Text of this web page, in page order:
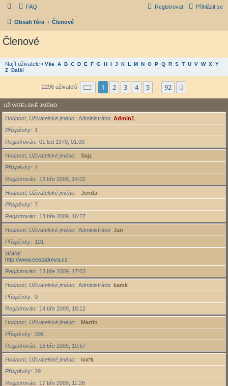
FAQ Přihlásit se
Registrovat
Obsah fóra Členové
Členové
Najít uživatele • Vše A B C D E F G H I J K L M N O P Q R S T U V W X Y
Z Další
2296 uživatelů Stránka z 92
1 2 3 4 5 92
UŽIVATELSKÉ JMÉNO
Hodnost, Uživatelské jméno Administrátor Admin1
Příspěvky
1
Registrován
01 led 1970, 01:00
Hodnost, Uživatelské jméno
Sajz
Příspěvky
1
Registrován
13 bře 2009, 14:02
Hodnost, Uživatelské jméno
Jenda
Příspěvky
7
Registrován
13 bře 2009, 16:27
Hodnost, Uživatelské jméno Administrátor Jan
Příspěvky
101
WWW
http://www.cestadreva.cz
Registrován
13 bře 2009, 17:03
Hodnost, Uživatelské jméno Administrátor kamk
Příspěvky
0
Registrován
14 bře 2009, 18:12
Hodnost, Uživatelské jméno
Martin
Příspěvky
396
Registrován
16 bře 2009, 10:57
Hodnost, Uživatelské jméno
iva*k
Příspěvky
29
Registrován
17 bře 2009, 11:28